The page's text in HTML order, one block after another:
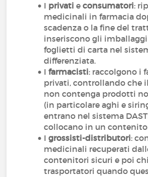
I privati econsumatori:
medicinali in farmacia
scadenza o la fine del
inseriscono gli
foglietti di carta nel
differenziata.
Ifarmacisti: raccolgono i
privati, controllando che
non contenga prodotti
(in particolare aghi e
entrano nel sistema
collocano in un
Igrossisti-distributori:
medicinali recuperati
contenitori sicuri e poi
trasportatori quando